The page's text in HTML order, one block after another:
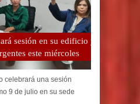
sesión en su edificio y
este miércoles
celebrará una sesión
9 de julio en su sede